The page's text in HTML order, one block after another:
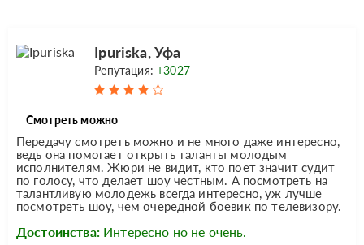
Ipuriska, Уфа
Репутация:+3027
Смотреть можно
Передачу смотреть можно и не много даже интересно,
ведь она помогает открыть таланты молодым
исполнителям. Жюри не видит, кто поет значит судит
по голосу, что делает шоу честным. А посмотреть на
талантливую молодежь всегда интересно, уж лучше
посмотреть шоу, чем очередной боевик по телевизору.
Достоинства: Интересно но не очень.